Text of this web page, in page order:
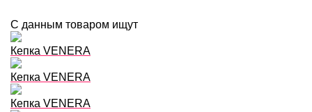
С данным товаром ищут
Кепка VENERA
Кепка VENERA
Кепка VENERA